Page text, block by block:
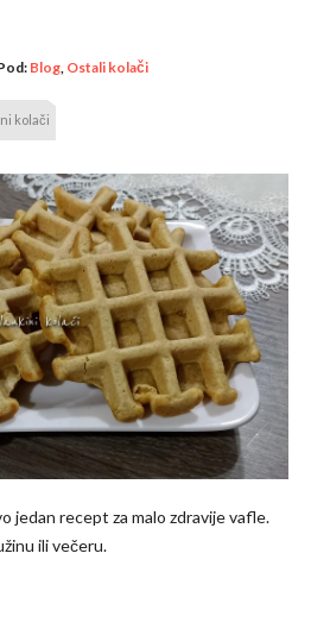
Blog, Ostali kolači
kolači
jedan recept za malo zdravije vafle.
ili večeru.